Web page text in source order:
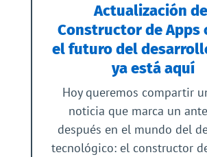
Actualización
Constructor de Apps
el futuro del
ya está aquí
Hoy queremos compartir
noticia que marca un
después en el mundo del
tecnológico: el constructor